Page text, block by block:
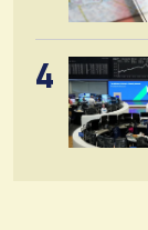
4